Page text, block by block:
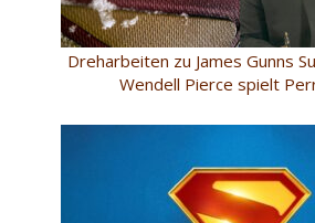
Dreharbeiten zu James Gunns
Wendell Pierce spielt